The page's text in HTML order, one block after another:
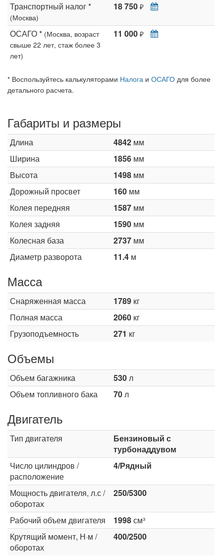
Транспортный налог *
(Москва)
18 750 ₽
ОСАГО * (Москва, возраст
свыше 22 лет, стаж более 3
лет)
11 000 ₽
* Воспользуйтесь калькуляторами Налога и ОСАГО для более
детального расчета.
Габариты и размеры
Длина 4842 мм
Ширина
1856 мм
Высота
1498 мм
Дорожный просвет
160 мм
Колея передняя
1587 мм
Колея задняя
1590 мм
Колесная база
2737 мм
Диаметр разворота
11.4 м
Масса
Снаряженная масса 1789 кг
Полная масса
2060 кг
Грузоподъемность
271 кг
Объемы
Объем багажника 530л
Объем топливного бака
70л
Двигатель
Тип двигателя
Бензиновый с
турбонаддувом
Число цилиндров /
расположение
4/Рядный
Мощность двигателя, л.с /
оборотах
250/5300
Рабочий объем двигателя 1998см³
Крутящий момент, Н·м /
оборотах
400/2500